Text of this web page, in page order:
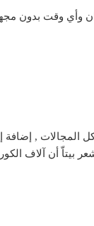
, إضافة